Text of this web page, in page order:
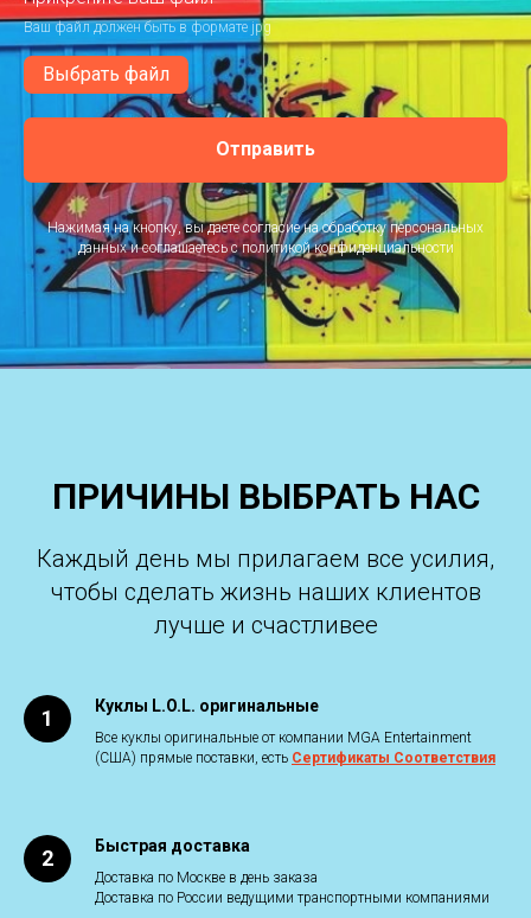
Ваш файл должен быть в формате jpg
Выбрать файл
Отправить
Нажимая на кнопку, вы даете согласие на обработку персональных
данных и соглашаетесь c политикой конфиденциальности
ПРИЧИНЫ ВЫБРАТЬ НАС
Каждый день мы прилагаем все усилия,
чтобы сделать жизнь наших клиентов
лучше и счастливее
Куклы L.O.L. оригинальные
Все куклы оригинальные от компании MGA Entertainment
(США) прямые поставки, есть Сертификаты Соответствия
Быстрая доставка
Доставка по Москве в день заказа
Доставка по России ведущими транспортными компаниями